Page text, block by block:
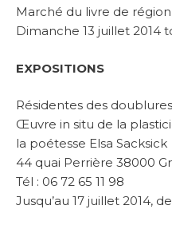
Marché du livre de
Dimanche 13 juillet 2014
EXPOSITIONS
Résidentes des doublures
Œuvre in situ de la
la poétesse Elsa
44 quai Perrière 38000
Tél : 06 72 65 11 98
Jusqu’au 17 juillet 2014,